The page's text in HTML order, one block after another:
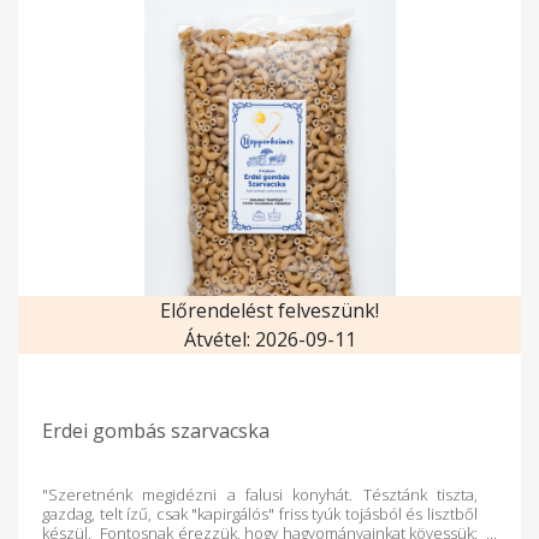
Előrendelést felveszünk!
Átvétel: 2026-09-11
Erdei gombás szarvacska
"Szeretnénk megidézni a falusi konyhát. Tésztánk tiszta,
gazdag, telt ízű, csak "kapirgálós" friss tyúk tojásból és lisztből
készül. Fontosnak érezzük, hogy hagyományainkat kövessük: